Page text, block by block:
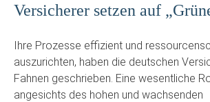
Versicherer setzen auf
Ihre Prozesse effizient und
auszurichten, haben die deutschen
Fahnen geschrieben. Eine wesentliche
angesichts des hohen und wachsenden